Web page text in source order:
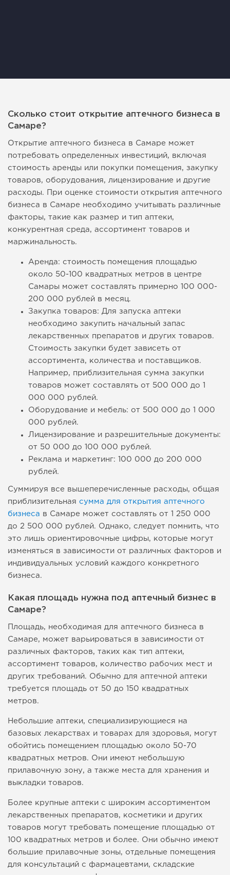
Сколько стоит открытие аптечного бизнеса в
Самаре?
Открытие аптечного бизнеса в Самаре может
потребовать определенных инвестиций, включая
стоимость аренды или покупки помещения, закупку
товаров, оборудования, лицензирование и другие
расходы. При оценке стоимости открытия аптечного
бизнеса в Самаре необходимо учитывать различные
факторы, такие как размер и тип аптеки,
конкурентная среда, ассортимент товаров и
маржинальность.
Аренда: стоимость помещения площадью
около 50-100 квадратных метров в центре
Самары может составлять примерно 100 000-
200 000 рублей в месяц.
Закупка товаров: Для запуска аптеки
необходимо закупить начальный запас
лекарственных препаратов и других товаров.
Стоимость закупки будет зависеть от
ассортимента, количества и поставщиков.
Например, приблизительная сумма закупки
товаров может составлять от 500 000 до 1
000 000 рублей.
Оборудование и мебель: от 500 000 до 1 000
000 рублей.
Лицензирование и разрешительные документы:
от 50 000 до 100 000 рублей.
Реклама и маркетинг: 100 000 до 200 000
рублей.
Суммируя все вышеперечисленные расходы, общая
приблизительная сумма для открытия аптечного
бизнеса в Самаре может составлять от 1 250 000
до 2 500 000 рублей. Однако, следует помнить, что
это лишь ориентировочные цифры, которые могут
изменяться в зависимости от различных факторов и
индивидуальных условий каждого конкретного
бизнеса.
Какая площадь нужна под аптечный бизнес в
Самаре?
Площадь, необходимая для аптечного бизнеса в
Самаре, может варьироваться в зависимости от
различных факторов, таких как тип аптеки,
ассортимент товаров, количество рабочих мест и
других требований. Обычно для аптечной аптеки
требуется площадь от 50 до 150 квадратных
метров.
Небольшие аптеки, специализирующиеся на
базовых лекарствах и товарах для здоровья, могут
обойтись помещением площадью около 50-70
квадратных метров. Они имеют небольшую
прилавочную зону, а также места для хранения и
выкладки товаров.
Более крупные аптеки с широким ассортиментом
лекарственных препаратов, косметики и других
товаров могут требовать помещение площадью от
100 квадратных метров и более. Они обычно имеют
большие прилавочные зоны, отдельные помещения
для консультаций с фармацевтами, складские